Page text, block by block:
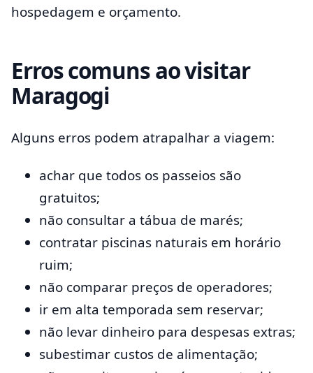
hospedagem e orçamento.
Erros comuns ao visitar
Maragogi
Alguns erros podem atrapalhar a viagem:
achar que todos os passeios são
gratuitos;
não consultar a tábua de marés;
contratar piscinas naturais em horário
ruim;
não comparar preços de operadores;
ir em alta temporada sem reservar;
não levar dinheiro para despesas extras;
subestimar custos de alimentação;